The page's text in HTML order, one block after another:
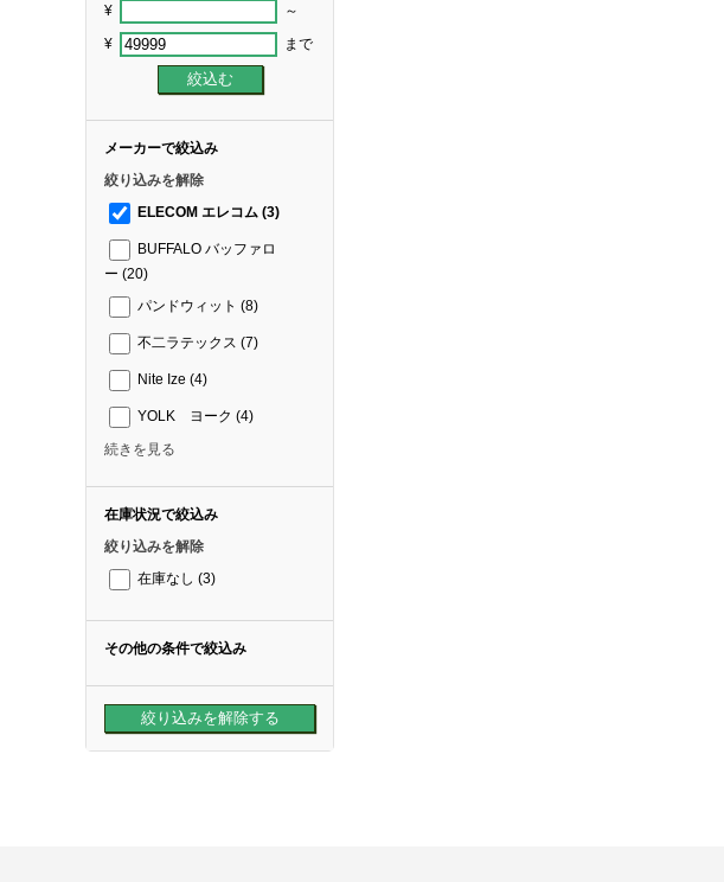
¥ ～
¥ まで
メーカーで絞込み
絞り込みを解除
ELECOM エレコム (3)
BUFFALO バッファロ
ー (20)
パンドウィット (8)
不二ラテックス (7)
Nite Ize (4)
YOLK ヨーク (4)
続きを見る
在庫状況で絞込み
絞り込みを解除
在庫なし (3)
その他の条件で絞込み